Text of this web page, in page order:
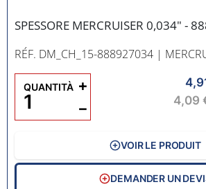
SPESSORE MERCRUISER 0,034" -
RÉF. DM_CH_15-888927034 |
4,09
QUANTITÀ
−
+
VOIR LE PRODUIT
DEMANDER UN